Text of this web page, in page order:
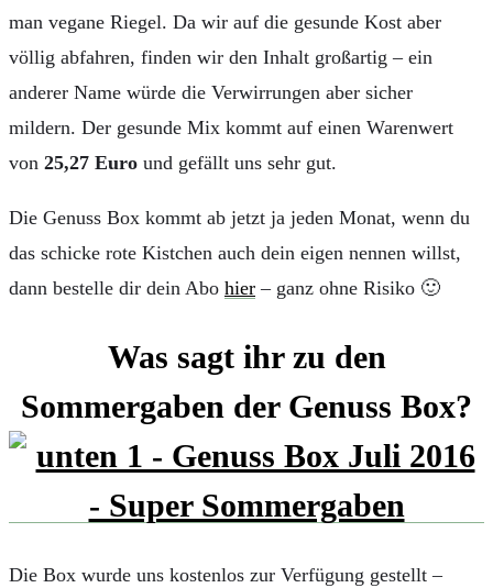
man vegane Riegel. Da wir auf die gesunde Kost aber
völlig abfahren, finden wir den Inhalt großartig – ein
anderer Name würde die Verwirrungen aber sicher
mildern. Der gesunde Mix kommt auf einen Warenwert
von 25,27 Euro und gefällt uns sehr gut.
Die Genuss Box kommt ab jetzt ja jeden Monat, wenn du
das schicke rote Kistchen auch dein eigen nennen willst,
dann bestelle dir dein Abo hier – ganz ohne Risiko 🙂
Was sagt ihr zu den
Sommergaben der Genuss Box?
Die Box wurde uns kostenlos zur Verfügung gestellt –